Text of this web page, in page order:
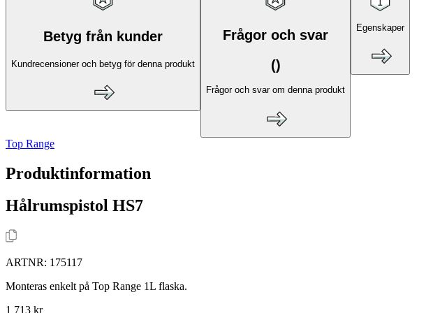
Betyg från kunder
Kundrecensioner och betyg för denna produkt
Frågor och svar
()
Frågor och svar om denna produkt
Egenskaper
Top Range
Produktinformation
Hålrumspistol HS7
ARTNR: 175117
Monteras enkelt på Top Range 1L flaska.
1 713 kr